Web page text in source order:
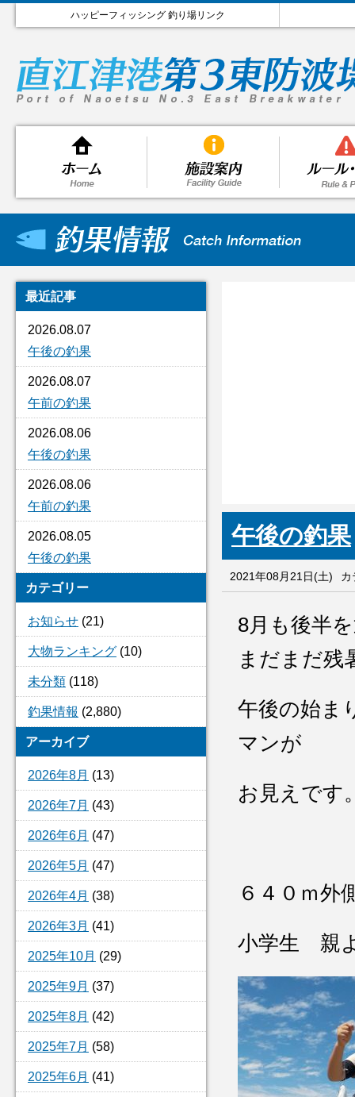
ハッピーフィッシング 釣り場リンク
最近記事
2026.08.07
午後の釣果
2026.08.07
午前の釣果
2026.08.06
午後の釣果
2026.08.06
午前の釣果
2026.08.05
午後の釣果
カテゴリー
お知らせ (21)
大物ランキング (10)
未分類 (118)
釣果情報 (2,880)
アーカイブ
2026年8月 (13)
2026年7月 (43)
2026年6月 (47)
2026年5月 (47)
2026年4月 (38)
2026年3月 (41)
2025年10月 (29)
2025年9月 (37)
2025年8月 (42)
2025年7月 (58)
2025年6月 (41)
午後の釣果
2021年08月21日(土) カ
8月も後半
まだまだ残
午後の始ま
マンが
お見えです
６４０ｍ
小学生 親